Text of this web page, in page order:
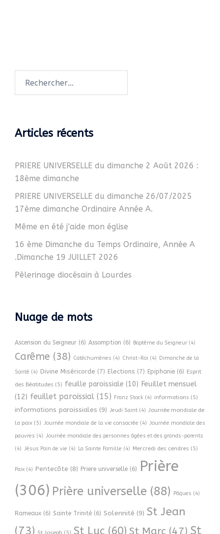
Articles récents
PRIERE UNIVERSELLE du dimanche 2 Août 2026 :
18ème dimanche
PRIERE UNIVERSELLE du dimanche 26/07/2025
17ème dimanche Ordinaire Année A.
Même en été j’aide mon église
16 ème Dimanche du Temps Ordinaire, Année A
.Dimanche 19 JUILLET 2026
Pèlerinage diocésain à Lourdes
Nuage de mots
Ascension du Seigneur (6) Assomption (6) Baptême du Seigneur (4)
Carême (38) Catéchumènes (4) Christ-Roi (4) Dimanche de la
Santé (4) Divine Miséricorde (7) Elections (7) Epiphanie (6) Esprit
des Béatitudes (5) feuille paroissiale (10) Feuillet mensuel
(12) feuillet paroissial (15) Franz Stock (4) informations (5)
informations paroissiales (9) Jeudi Saint (4) Journée mondiale de
la paix (5) Journée mondiale de la vie consacrée (4) Journée mondiale des
pauvres (4) Journée mondiale des personnes âgées et des grands-parents
(4) Jésus Pain de vie (4) La Sainte Famille (4) Mercredi des cendres (5)
Paix (4) Pentecôte (8) Priere universelle (6)
Prière
(306) Prière universelle (88) Pâques (4)
Rameaux (6) Sainte Trinité (6) Solennité (9) St Jean
(73) St Joseph (5) St Luc (60) St Marc (47) St